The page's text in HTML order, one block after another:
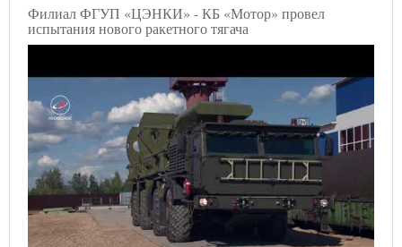
Филиал ФГУП «ЦЭНКИ» - КБ «Мотор» провел
испытания нового ракетного тягача